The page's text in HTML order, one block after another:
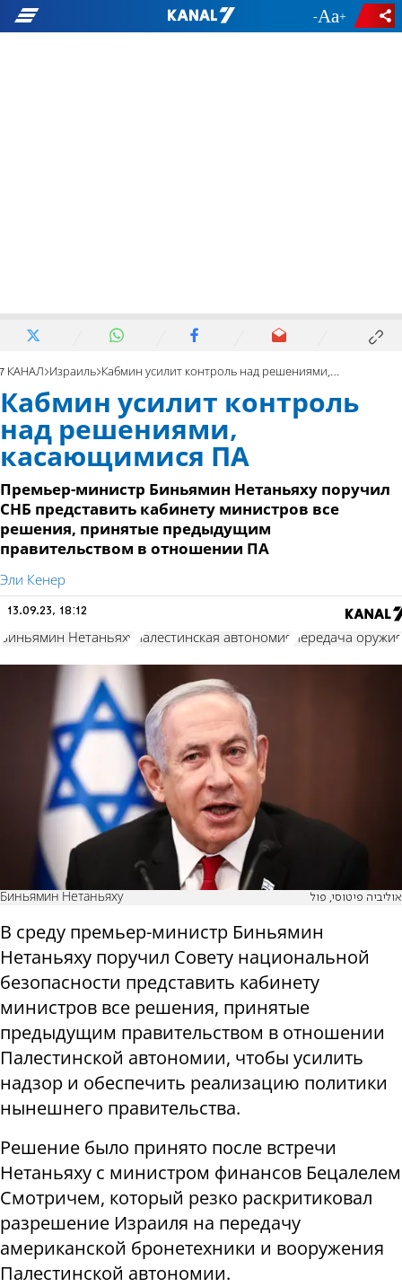
- +
7 КАНАЛ Израиль Кабмин усилит контроль над решениями, касающимися ПА
Кабмин усилит контроль
над решениями,
касающимися ПА
Премьер-министр Биньямин Нетаньяху поручил
СНБ представить кабинету министров все
решения, принятые предыдущим
правительством в отношении ПА
Эли Кенер
13.09.23, 18:12
Биньямин Нетаньяху палестинская автономия передача оружия
Биньямин Нетаньяху אוליביה פיטוסי, פול
В среду премьер-министр Биньямин
Нетаньяху поручил Совету национальной
безопасности представить кабинету
министров все решения, принятые
предыдущим правительством в отношении
Палестинской автономии, чтобы усилить
надзор и обеспечить реализацию политики
нынешнего правительства.
Решение было принято после встречи
Нетаньяху с министром финансов Бецалелем
Смотричем, который резко раскритиковал
разрешение Израиля на передачу
американской бронетехники и вооружения
Палестинской автономии.